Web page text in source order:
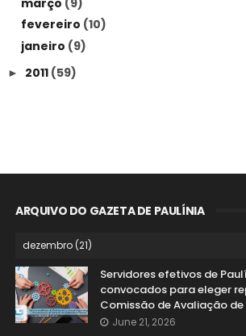
fevereiro (10)
janeiro (9)
► 2011 (59)
ARQUIVO DO GAZETA DE PAULÍNIA
Servidores efetivos de
convocados para eleger
Comissão de Avaliação de
June 21, 2026